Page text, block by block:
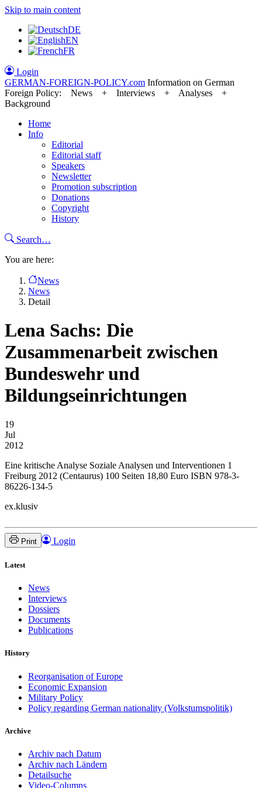
Skip to main content
DE
EN
FR
Login
GERMAN-FOREIGN-POLICY.com Information on German
Foreign Policy: News + Interviews + Analyses +
Background
Home
Info
Editorial
Editorial staff
Speakers
Newsletter
Promotion subscription
Donations
Copyright
History
Search…
You are here:
News
News
Detail
Lena Sachs: Die
Zusammenarbeit zwischen
Bundeswehr und
Bildungseinrichtungen
19
Jul
2012
Eine kritische Analyse Soziale Analysen und Interventionen 1
Freiburg 2012 (Centaurus) 100 Seiten 18,80 Euro ISBN 978-3-
86226-134-5
ex.klusiv
Print Login
Latest
News
Interviews
Dossiers
Documents
Publications
History
Reorganisation of Europe
Economic Expansion
Military Policy
Policy regarding German nationality (Volkstumspolitik)
Archive
Archiv nach Datum
Archiv nach Ländern
Detailsuche
Video-Columns